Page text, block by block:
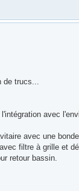
de trucs...
avec
avec une
filtre à grille et
retour bassin.